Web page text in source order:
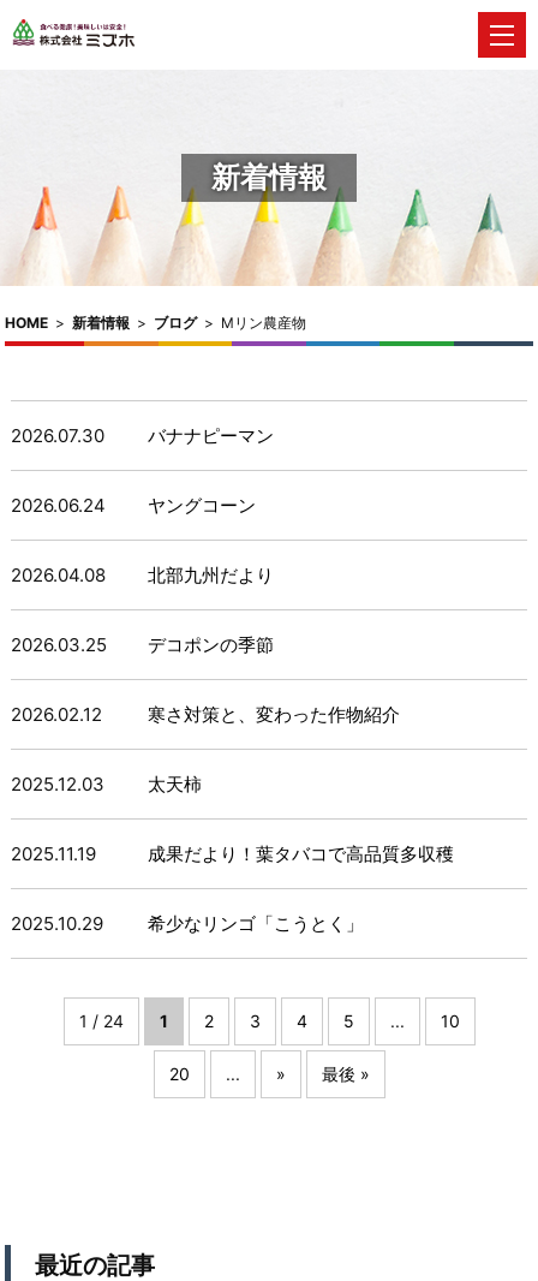
新着情報
HOME > 新着情報 > ブログ> Mリン農産物
2026.07.30 バナナピーマン
2026.06.24 ヤングコーン
2026.04.08 北部九州だより
2026.03.25 デコポンの季節
2026.02.12 寒さ対策と、変わった作物紹介
2025.12.03 太天柿
2025.11.19 成果だより！葉タバコで高品質多収穫
2025.10.29 希少なリンゴ「こうとく」
1 / 24 1 2 3 4 5 ... 10
20 ... » 最後 »
最近の記事